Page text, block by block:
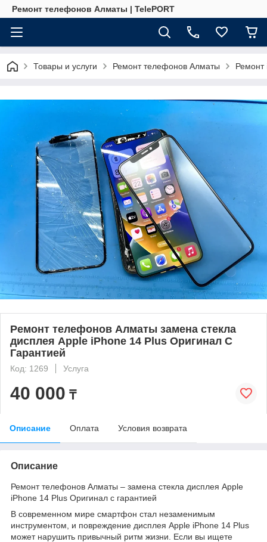
Ремонт телефонов Алматы | TelePORT
Товары и услуги Ремонт телефонов Алматы Ремонт
Ремонт телефонов Алматы замена стекла
дисплея Apple iPhone 14 Plus Оригинал С
Гарантией
Код: 1269 Услуга
40 000 ₸
Описание Оплата Условия возврата
Описание
Ремонт телефонов Алматы – замена стекла дисплея Apple
iPhone 14 Plus Оригинал с гарантией
В современном мире смартфон стал незаменимым
инструментом, и повреждение дисплея Apple iPhone 14 Plus
может нарушить привычный ритм жизни. Если вы ищете